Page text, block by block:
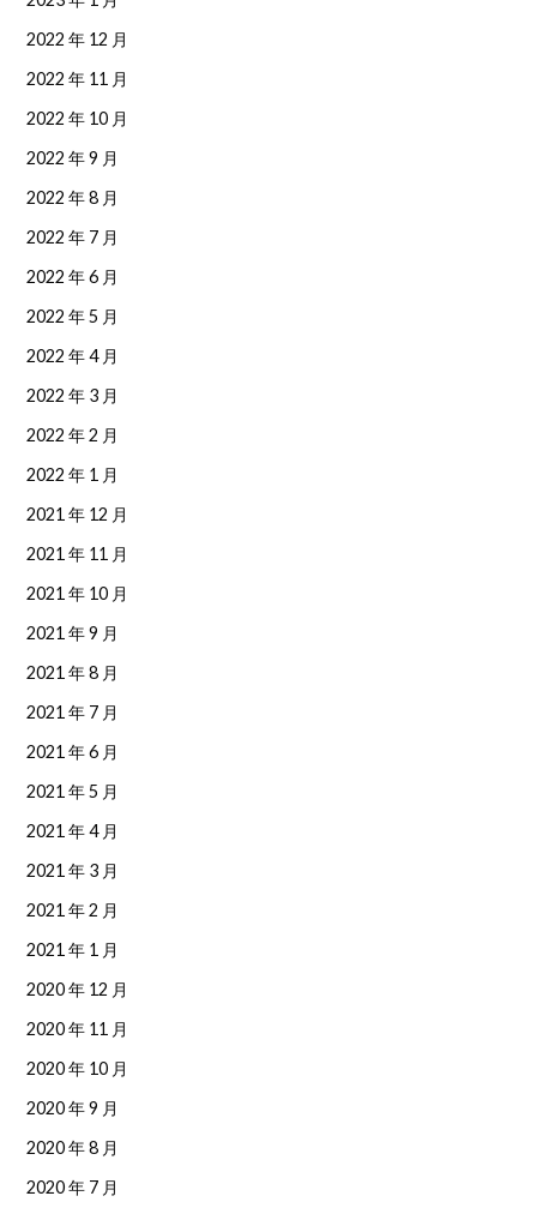
2022 年 12 月
2022 年 11 月
2022 年 10 月
2022 年 9 月
2022 年 8 月
2022 年 7 月
2022 年 6 月
2022 年 5 月
2022 年 4 月
2022 年 3 月
2022 年 2 月
2022 年 1 月
2021 年 12 月
2021 年 11 月
2021 年 10 月
2021 年 9 月
2021 年 8 月
2021 年 7 月
2021 年 6 月
2021 年 5 月
2021 年 4 月
2021 年 3 月
2021 年 2 月
2021 年 1 月
2020 年 12 月
2020 年 11 月
2020 年 10 月
2020 年 9 月
2020 年 8 月
2020 年 7 月